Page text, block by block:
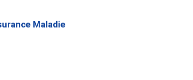
au
contenu
Maladie